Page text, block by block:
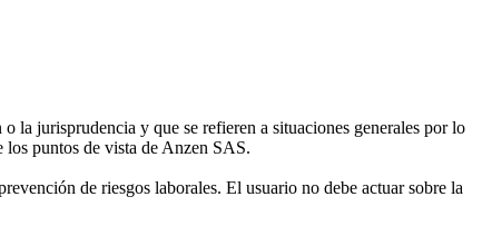
la jurisprudencia y que se refieren a situaciones generales por lo
los puntos de vista de Anzen SAS.
de riesgos laborales. El usuario no debe actuar sobre la